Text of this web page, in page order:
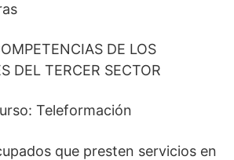
DE LOS
DEL TERCER SECTOR
Teleformación
que presten servicios en